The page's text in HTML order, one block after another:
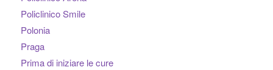
Policlinico Smile
Polonia
Praga
Prima di iniziare le cure